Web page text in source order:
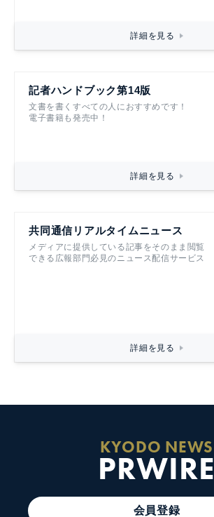
詳細を見る
記者ハンドブック第14版
文書を書くすべての人におすすめです！
電子書籍も発売中！
詳細を見る
共同通信リアルタイムニュース
メディアに提供している記事をそのまま閲覧
できる広報部門必見のニュース配信サービス
詳細を見る
KYODO NEWS
PRWIRE
会員登録